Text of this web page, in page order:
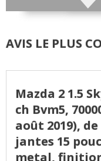
Freinage:4
Agrément:28
Poids:6
AVIS LE PLUS
Mazda 2 1.5
ch Bvm5,
août 2019),
jantes 15
metal,